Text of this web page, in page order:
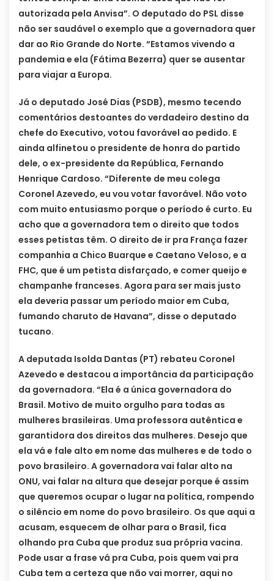
autorizada pela Anvisa”. O deputado do PSL disse
não ser saudável o exemplo que a governadora quer
dar ao Rio Grande do Norte. “Estamos vivendo a
pandemia e ela (Fátima Bezerra) quer se ausentar
para viajar a Europa.
Já o deputado José Dias (PSDB), mesmo tecendo
comentários destoantes do verdadeiro destino da
chefe do Executivo, votou favorável ao pedido. E
ainda alfinetou o presidente de honra do partido
dele, o ex-presidente da República, Fernando
Henrique Cardoso. “Diferente de meu colega
Coronel Azevedo, eu vou votar favorável. Não voto
com muito entusiasmo porque o período é curto. Eu
acho que a governadora tem o direito que todos
esses petistas têm. O direito de ir pra França fazer
companhia a Chico Buarque e Caetano Veloso, e a
FHC, que é um petista disfarçado, e comer queijo e
champanhe franceses. Agora para ser mais justo
ela deveria passar um período maior em Cuba,
fumando charuto de Havana”, disse o deputado
tucano.
A deputada Isolda Dantas (PT) rebateu Coronel
Azevedo e destacou a importância da participação
da governadora. “Ela é a única governadora do
Brasil. Motivo de muito orgulho para todas as
mulheres brasileiras. Uma professora autêntica e
garantidora dos direitos das mulheres. Desejo que
ela vá e fale alto em nome das mulheres e de todo o
povo brasileiro. A governadora vai falar alto na
ONU, vai falar na altura que desejar porque é assim
que queremos ocupar o lugar na política, rompendo
o silêncio em nome do povo brasileiro. Os que aqui a
acusam, esquecem de olhar para o Brasil, fica
olhando pra Cuba que produz sua própria vacina.
Pode usar a frase vá pra Cuba, pois quem vai pra
Cuba tem a certeza que não vai morrer, aqui no